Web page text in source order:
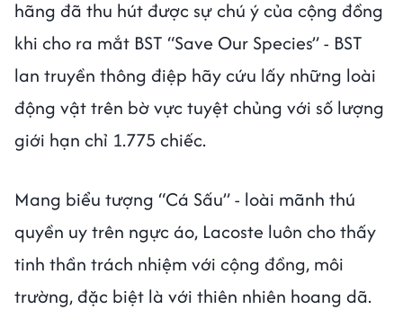
hãng đã thu hút được sự chú ý của cộng đồng
khi cho ra mắt BST “Save Our Species” - BST
lan truyền thông điệp hãy cứu lấy những loài
động vật trên bờ vực tuyệt chủng với số lượng
giới hạn chỉ 1.775 chiếc.
Mang biểu tượng “Cá Sấu” - loài mãnh thú
quyền uy trên ngực áo, Lacoste luôn cho thấy
tinh thần trách nhiệm với cộng đồng, môi
trường, đặc biệt là với thiên nhiên hoang dã.